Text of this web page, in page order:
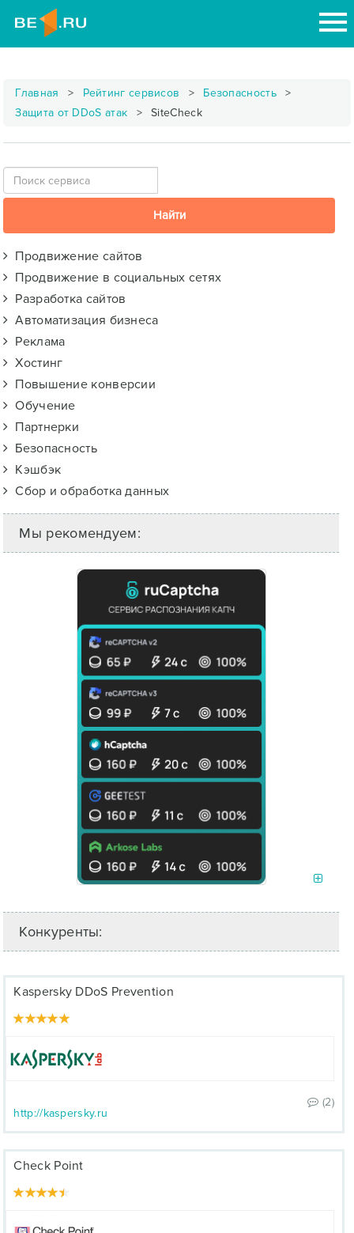
Главная Рейтинг сервисов
Безопасность
Защита от DDoS атак
SiteCheck
Продвижение сайтов
Продвижение в социальных сетях
Разработка сайтов
Автоматизация бизнеса
Реклама
Хостинг
Повышение конверсии
Обучение
Партнерки
Безопасность
Кэшбэк
Сбор и обработка данных
Мы рекомендуем:
Конкуренты:
Kaspersky DDoS Prevention
(2)
http://kaspersky.ru
Check Point